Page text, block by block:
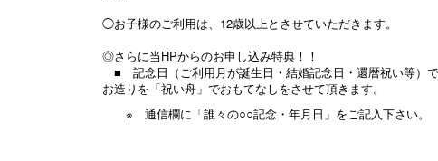
◯お子様のご利用は、12歳以上とさせていただきます。
◎さらに当HPからのお申し込み特典！！
■ 記念日（ご利用月が誕生日・結婚記念日・還暦祝い等）
お造りを「祝い舟」でおもてなしをさせて頂きます。
※ 通信欄に「誰々の○○記念・年月日」をご記入下さい。